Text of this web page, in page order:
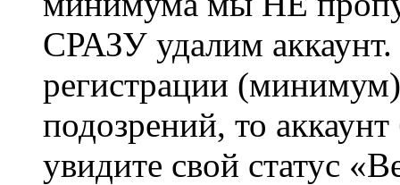
СРАЗУ удалим
регистрации
подозрений, то
увидите свой статус